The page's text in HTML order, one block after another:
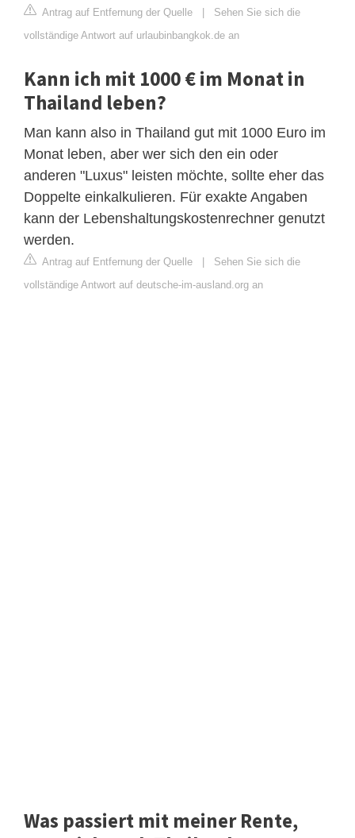
Antrag auf Entfernung der Quelle | Sehen Sie sich die
vollständige Antwort auf urlaubinbangkok.de an
Kann ich mit 1000 € im Monat in
Thailand leben?
Man kann also in Thailand gut mit 1000 Euro im
Monat leben, aber wer sich den ein oder
anderen "Luxus" leisten möchte, sollte eher das
Doppelte einkalkulieren. Für exakte Angaben
kann der Lebenshaltungskostenrechner genutzt
werden.
Antrag auf Entfernung der Quelle | Sehen Sie sich die
vollständige Antwort auf deutsche-im-ausland.org an
Was passiert mit meiner Rente,